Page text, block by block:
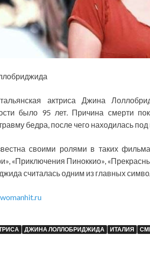
актриса Джина
было 95 лет. Причина смерти
бедра, после чего находилась
своими ролями в таких
«Приключения Пиноккио»,
считалась одним из главных
womanhit.ru
ДЖИНА ЛОЛЛОБРИДЖИДА ИТАЛИЯ